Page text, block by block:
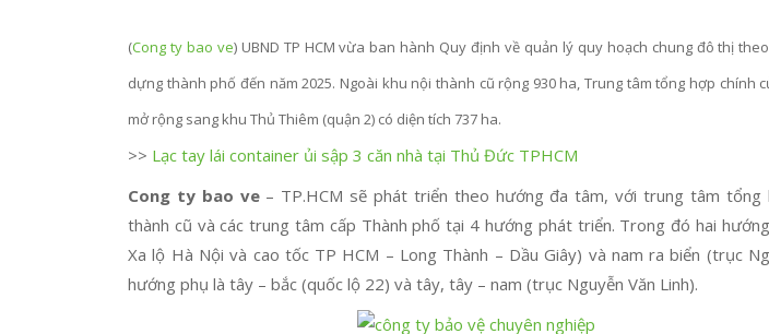
(Cong ty bao ve) UBND TP HCM vừa ban hành Quy định về quản lý quy hoạch chung đô thị
dựng thành phố đến năm 2025. Ngoài khu nội thành cũ rộng 930 ha, Trung tâm tổng hợp chính
mở rộng sang khu Thủ Thiêm (quận 2) có diện tích 737 ha.
>> Lạc tay lái container ủi sập 3 căn nhà tại Thủ Đức TPHCM
Cong ty bao ve– TP.HCM sẽ phát triển theo hướng đa tâm, với trung tâm tổng
thành cũ và các trung tâm cấp Thành phố tại 4 hướng phát triển. Trong đó hai
Xa lộ Hà Nội và cao tốc TP HCM – Long Thành – Dầu Giây) và nam ra biển (trục
hướng phụ là tây – bắc (quốc lộ 22) và tây, tây – nam (trục Nguyễn Văn Linh).